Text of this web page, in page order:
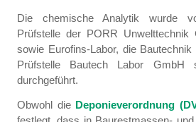
Die chemische Analytik wurde
Prüfstelle der PORR Unwelttechnik
sowie Eurofins-Labor, die
Prüfstelle Bautech Labor GmbH
durchgeführt.
Obwohl die Deponieverordnung